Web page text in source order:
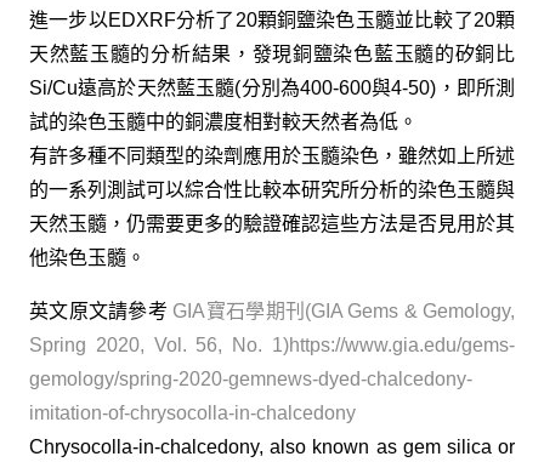
進一步以EDXRF分析了20顆銅鹽染色玉髓並比較了20顆
天然藍玉髓的分析結果，發現銅鹽染色藍玉髓的矽銅比
Si/Cu遠高於天然藍玉髓(分別為400-600與4-50)，即所測
試的染色玉髓中的銅濃度相對較天然者為低。
有許多種不同類型的染劑應用於玉髓染色，雖然如上所述
的一系列測試可以綜合性比較本研究所分析的染色玉髓與
天然玉髓，仍需要更多的驗證確認這些方法是否見用於其
他染色玉髓。
英文原文請參考 GIA寶石學期刊(GIA Gems & Gemology,
Spring 2020, Vol. 56, No. 1)https://www.gia.edu/gems-
gemology/spring-2020-gemnews-dyed-chalcedony-
imitation-of-chrysocolla-in-chalcedony
Chrysocolla-in-chalcedony, also known as gem silica or